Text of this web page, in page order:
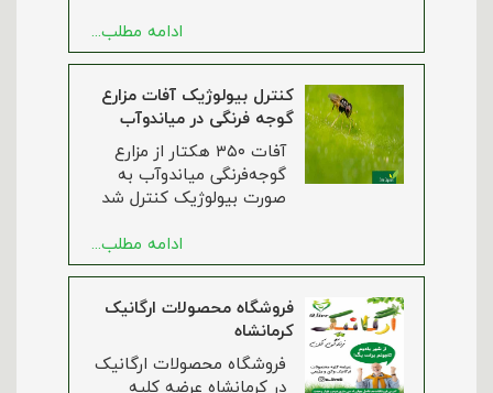
ادامه مطلب...
کنترل بیولوژیک آفات مزارع
گوجه فرنگی در میاندوآب
آفات ۳۵۰ هکتار از مزارع
گوجه‌فرنگی میاندوآب به
صورت بیولوژیک کنترل شد
ادامه مطلب...
فروشگاه محصولات ارگانیک
کرمانشاه
فروشگاه محصولات ارگانیک
در کرمانشاه عرضه کلیه